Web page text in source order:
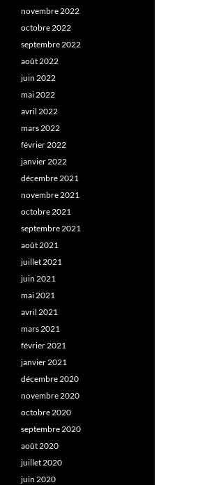
novembre 2022
octobre 2022
septembre 2022
août 2022
juin 2022
mai 2022
avril 2022
mars 2022
février 2022
janvier 2022
décembre 2021
novembre 2021
octobre 2021
septembre 2021
août 2021
juillet 2021
juin 2021
mai 2021
avril 2021
mars 2021
février 2021
janvier 2021
décembre 2020
novembre 2020
octobre 2020
septembre 2020
août 2020
juillet 2020
juin 2020